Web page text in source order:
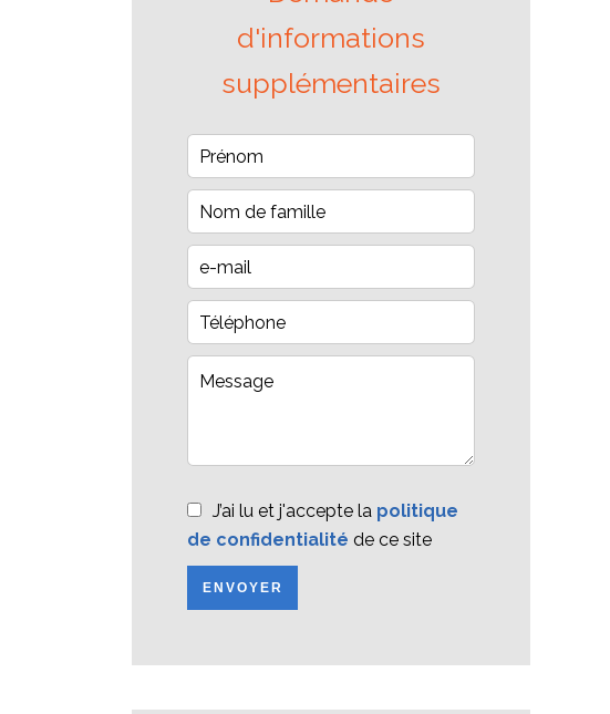
d'informations
supplémentaires
J’ai lu et j'accepte la politique
de confidentialité de ce site
ENVOYER